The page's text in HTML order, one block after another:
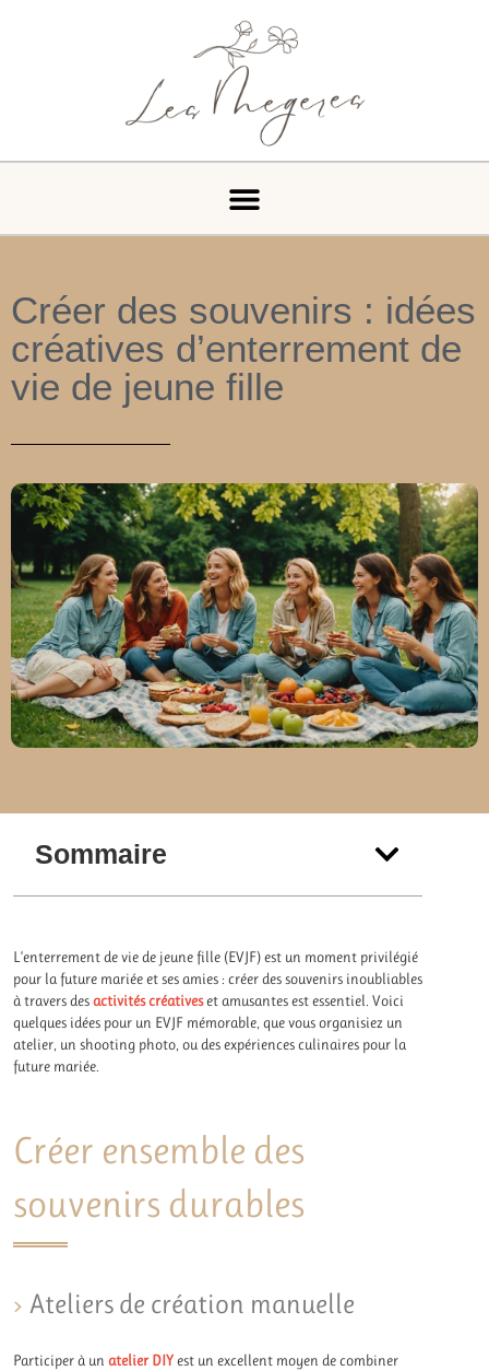
Créer des souvenirs : idées
créatives d’enterrement de
vie de jeune fille
Sommaire
L’enterrement de vie de jeune fille (EVJF) est un moment privilégié
pour la future mariée et ses amies : créer des souvenirs inoubliables
à travers desactivités créativeset amusantes est essentiel. Voici
quelques idées pour un EVJF mémorable, que vous organisiez un
atelier, un shooting photo, ou des expériences culinaires pour la
future mariée.
Créer ensemble des
souvenirs durables
Ateliers de création manuelle
Participer à unatelier DIYest un excellent moyen de combiner